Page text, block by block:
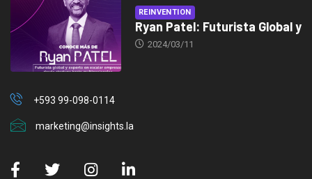
REINVENTION
Ryan Patel: Futurista Global y
2024/03/11
+593 99-098-0114
marketing@insights.la